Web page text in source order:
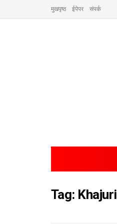
मुखपृष्ठ ईपेपर संपर्क
Tag: Khajuri